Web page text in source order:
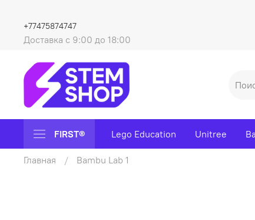
Доставка с 9:00 до 18:00
+77475874747
FIRST® Lego Education Unitree
Главная Bambu Lab 1